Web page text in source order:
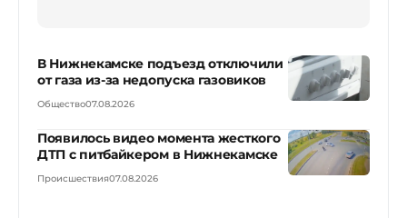
В Нижнекамске подъезд отключили
от газа из-за недопуска газовиков
Общество07.08.2026
Появилось видео момента жесткого
ДТП с питбайкером в Нижнекамске
Происшествия07.08.2026